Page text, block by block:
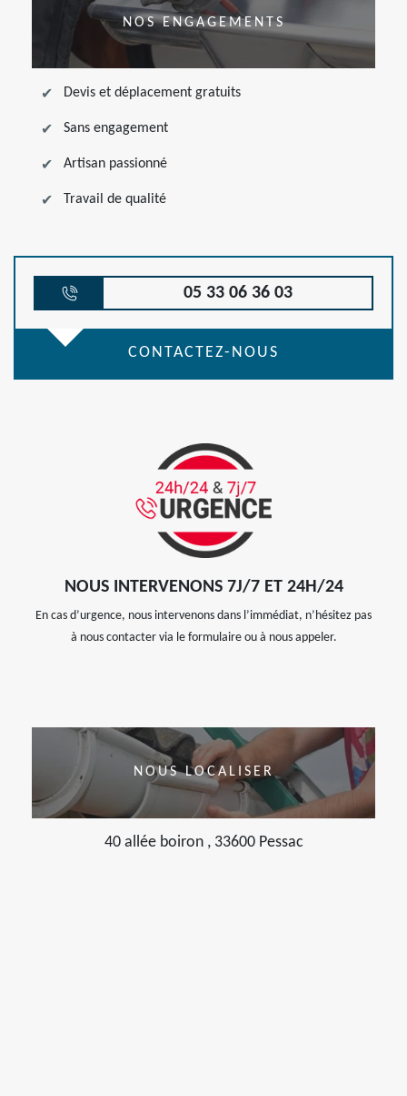
NOS ENGAGEMENTS
Devis et déplacement gratuits
Sans engagement
Artisan passionné
Travail de qualité
05 33 06 36 03
CONTACTEZ-NOUS
NOUS INTERVENONS 7J/7 ET 24H/24
En cas d’urgence, nous intervenons dans l’immédiat, n’hésitez pas
à nous contacter via le formulaire ou à nous appeler.
NOUS LOCALISER
40 allée boiron , 33600 Pessac